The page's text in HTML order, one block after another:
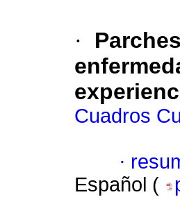
·
Cuadros
·
Español (